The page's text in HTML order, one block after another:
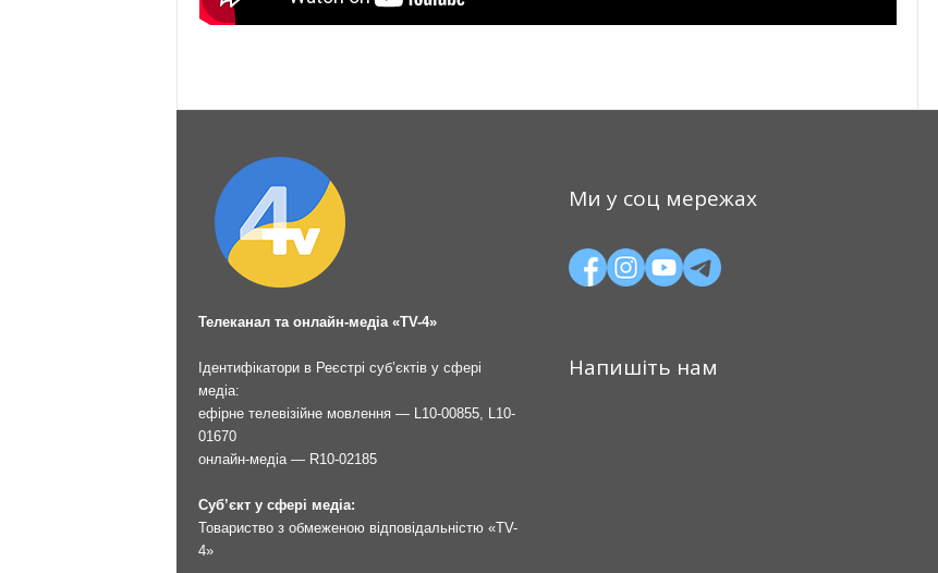
Телеканал та онлайн-медіа «TV-4»
Ідентифікатори в Реєстрі суб’єктів у сфері
медіа:
ефірне телевізійне мовлення — L10-00855, L10-
01670
онлайн-медіа — R10-02185
Суб’єкт у сфері медіа:
Товариство з обмеженою відповідальністю «TV-
4»
Ми у соц мережах
Напишіть нам